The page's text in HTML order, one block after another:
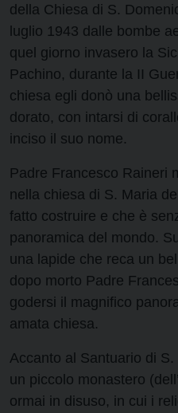
della Chiesa di S.
luglio 1943 dalle bombe
quel giorno invasero la
Pachino, durante la II
chiesa egli donò una
dorato, con intarsi di
inciso il suo nome.
Padre Francesco Raineri
nella chiesa di S. Maria
fatto costruire e che è
panoramica del mondo.
una lapide che reca un
dopo morto Padre
godersi il magnifico
amata chiesa.
Accanto al Santuario di S.
un piccolo monastero
ormai in disuso, in cui i